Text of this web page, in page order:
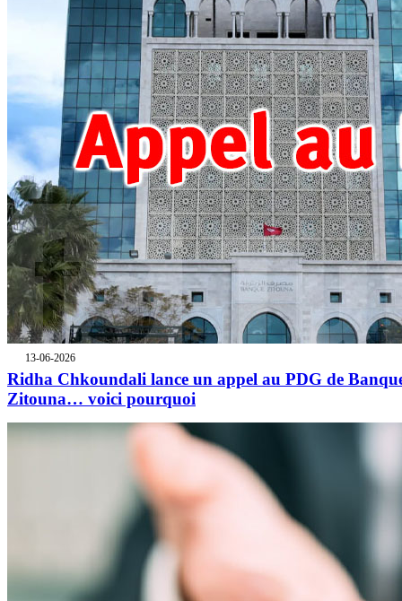
13-06-2026
Ridha Chkoundali lance un appel au PDG de
Zitouna… voici pourquoi